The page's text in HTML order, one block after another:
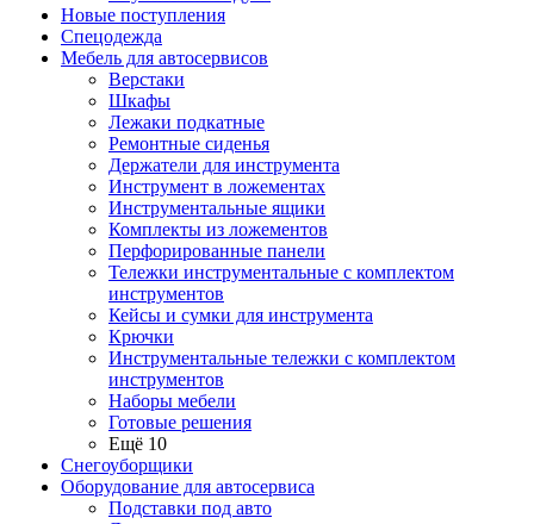
Новые поступления
Спецодежда
Мебель для автосервисов
Верстаки
Шкафы
Лежаки подкатные
Ремонтные сиденья
Держатели для инструмента
Инструмент в ложементах
Инструментальные ящики
Комплекты из ложементов
Перфорированные панели
Тележки инструментальные с комплектом
инструментов
Кейсы и сумки для инструмента
Крючки
Инструментальные тележки с комплектом
инструментов
Наборы мебели
Готовые решения
Ещё 10
Снегоуборщики
Оборудование для автосервиса
Подставки под авто